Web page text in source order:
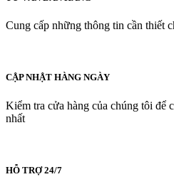
Cung cấp những thông tin cần thiết
CẬP NHẬT HÀNG NGÀY
Kiểm tra cửa hàng của chúng tôi để
nhất
HỖ TRỢ 24/7